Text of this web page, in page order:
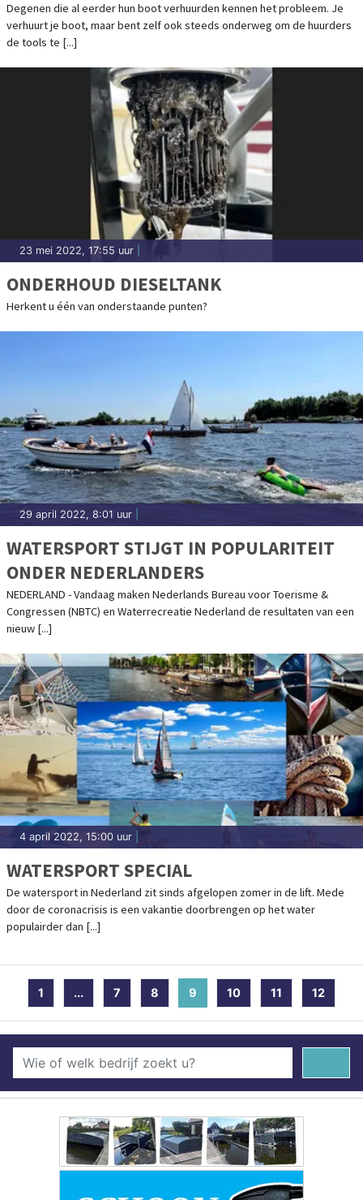
Degenen die al eerder hun boot verhuurden kennen het probleem. Je
verhuurt je boot, maar bent zelf ook steeds onderweg om de huurders
de tools te [...]
23 mei 2022, 17:55 uur
ONDERHOUD DIESELTANK
Herkent u één van onderstaande punten?
29 april 2022, 8:01 uur
WATERSPORT STIJGT IN POPULARITEIT
ONDER NEDERLANDERS
NEDERLAND - Vandaag maken Nederlands Bureau voor Toerisme &
Congressen (NBTC) en Waterrecreatie Nederland de resultaten van een
nieuw [...]
4 april 2022, 15:00 uur
WATERSPORT SPECIAL
De watersport in Nederland zit sinds afgelopen zomer in de lift. Mede
door de coronacrisis is een vakantie doorbrengen op het water
populairder dan [...]
1 ... 7 8 9 (current)
10 11 12